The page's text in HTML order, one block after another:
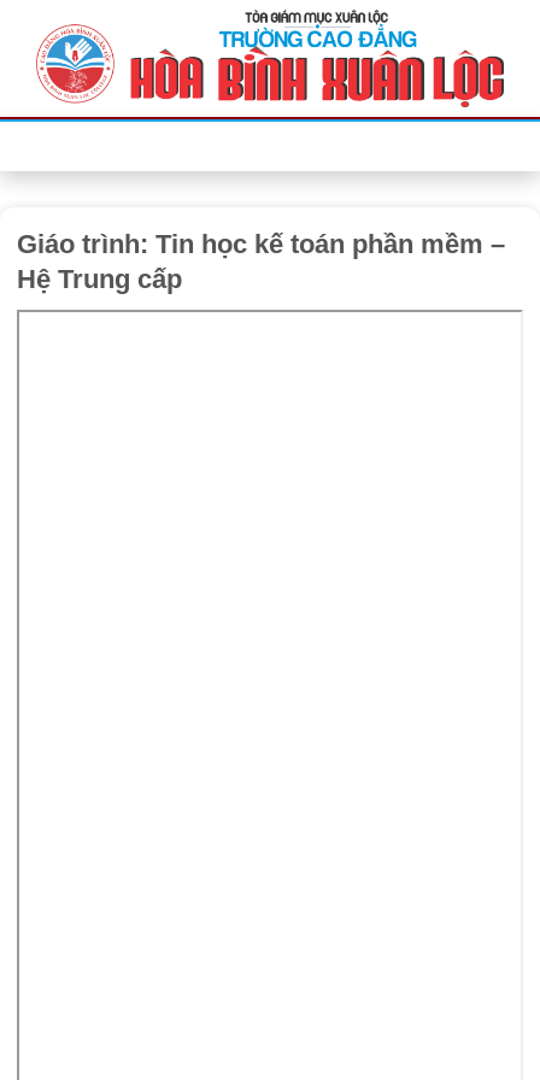
Giáo trình: Tin học kế toán phần mềm –
Hệ Trung cấp